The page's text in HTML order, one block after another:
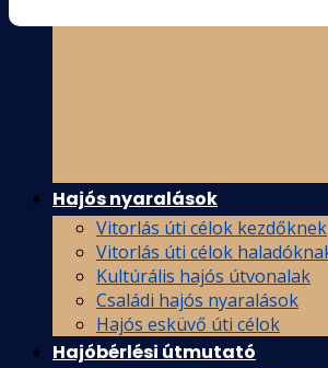
Hajós nyaralások
Vitorlás úti célok kezdőknek
Vitorlás úti célok
Kultúrális hajós útvonalak
Családi hajós nyaralások
Hajós esküvő úti célok
Hajóbérlési útmutató